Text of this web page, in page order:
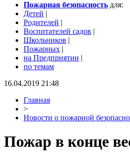
Пожарная безопасность для:
Детей |
Родителей |
Воспитателей садов |
Школьников |
Пожарных |
на Предприятии |
по темам
16.04.2019 21:48
Главная
>
Новости о пожарной
Пожар в конце